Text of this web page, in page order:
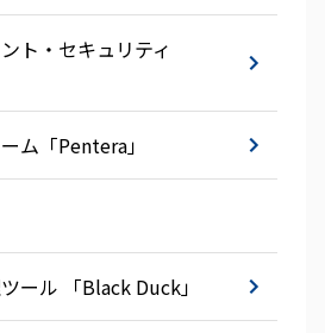
ト・セキュリティ
ム「Pentera」
ール 「Black Duck」